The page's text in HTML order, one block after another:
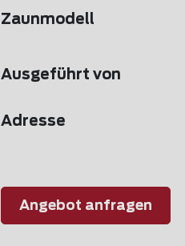
Zaunmodell
Ausgeführt von
Adresse
Angebot anfragen